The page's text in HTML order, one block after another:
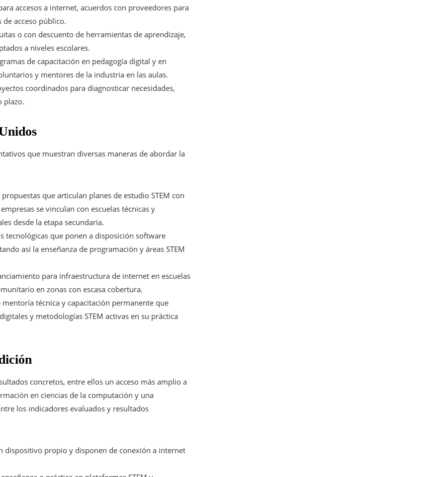
accesos a internet, acuerdos con proveedores para
acceso público.
o con descuento de herramientas de aprendizaje,
a niveles escolares.
de capacitación en pedagogía digital y en
y mentores de la industria en las aulas.
coordinados para diagnosticar necesidades,
plazo.
que muestran diversas maneras de abordar la
propuestas que articulan planes de estudio STEM con
se vinculan con escuelas técnicas y
desde la etapa secundaria.
tecnológicas que ponen a disposición software
así la enseñanza de programación y áreas STEM
para infraestructura de internet en escuelas
en zonas con escasa cobertura.
mentoría técnica y capacitación permanente que
y metodologías STEM activas en su práctica
concretos, entre ellos un acceso más amplio a
en ciencias de la computación y una
los indicadores evaluados y resultados
dispositivo propio y disponen de conexión a internet